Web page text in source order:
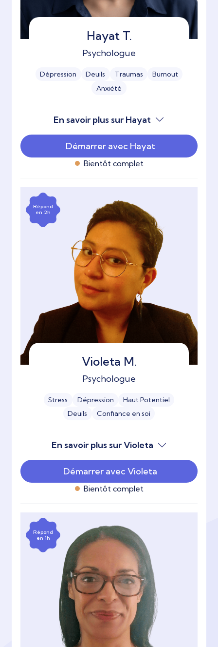
Hayat T.
Psychologue
Dépression Deuils Traumas
Burnout
Anxiété
En savoir plus sur Hayat
Démarrer avec Hayat
Bientôt complet
Répond
en 2h
Violeta M.
Psychologue
Stress Dépression
Haut Potentiel
Deuils
Confiance en soi
En savoir plus sur Violeta
Démarrer avec Violeta
Bientôt complet
Répond
en 1h